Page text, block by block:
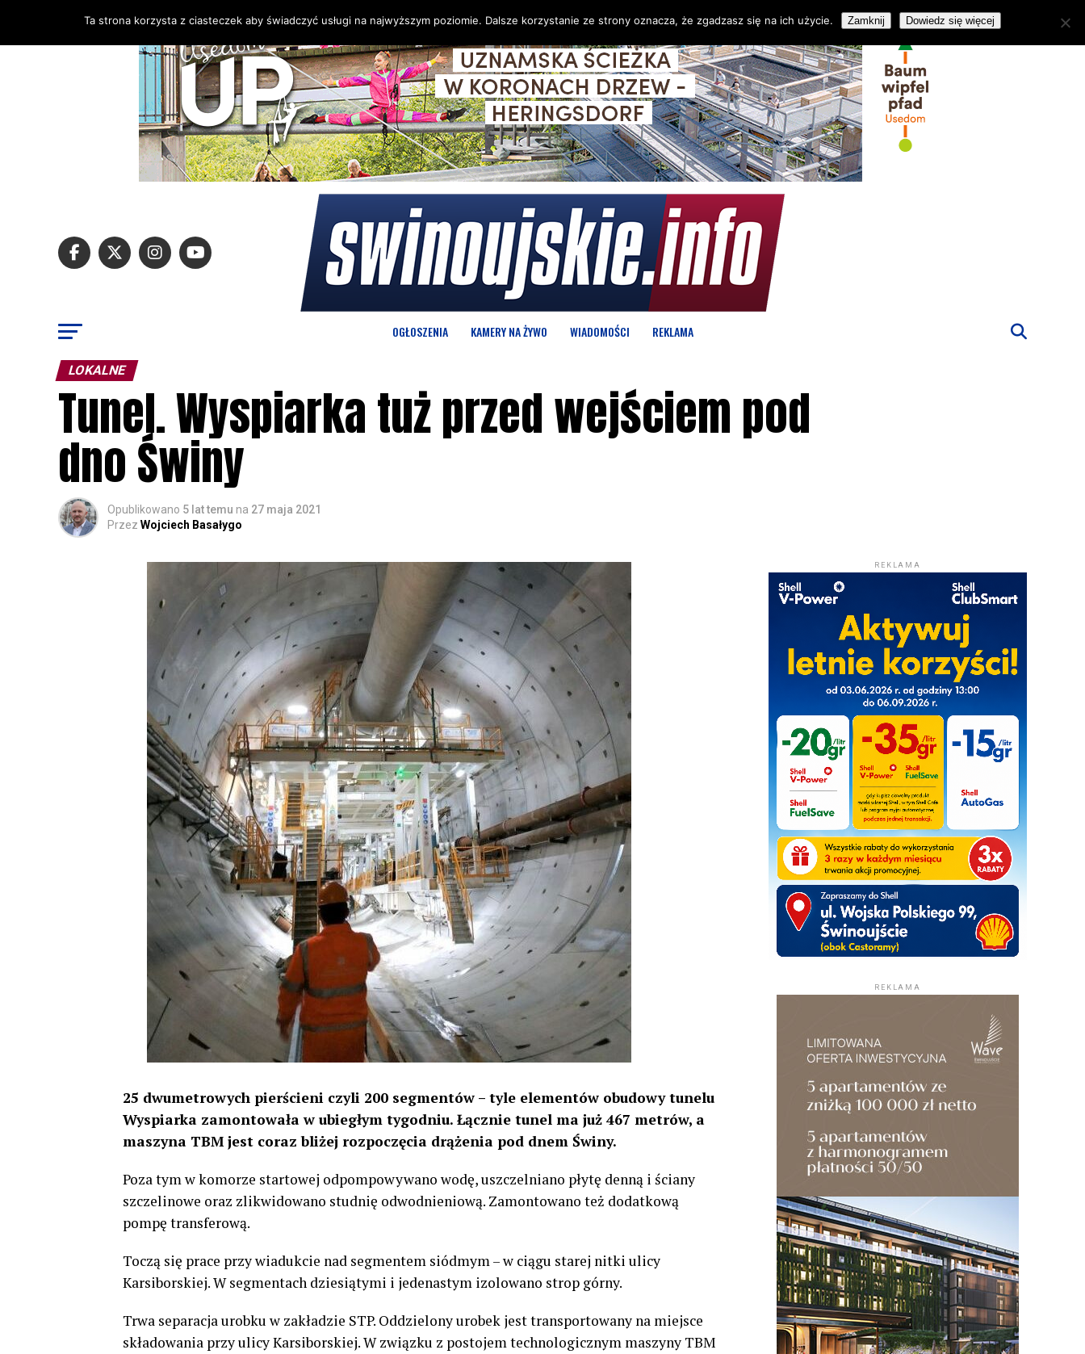
OGŁOSZENIA KAMERY NA ŻYWO WIADOMOŚCI REKLAMA
LOKALNE
Tunel. Wyspiarka tuż przed wejściem pod
dno Świny
Opublikowano 5 lat temu na 27 maja 2021
Przez Wojciech Basałygo
25 dwumetrowych pierścieni czyli 200 segmentów – tyle elementów obudowy tunelu
Wyspiarka zamontowała w ubiegłym tygodniu. Łącznie tunel ma już 467 metrów, a
maszyna TBM jest coraz bliżej rozpoczęcia drążenia pod dnem Świny.
Poza tym w komorze startowej odpompowywano wodę, uszczelniano płytę denną i ściany
szczelinowe oraz zlikwidowano studnię odwodnieniową. Zamontowano też dodatkową
pompę transferową.
Toczą się prace przy wiadukcie nad segmentem siódmym – w ciągu starej nitki ulicy
Karsiborskiej. W segmentach dziesiątymi i jedenastym izolowano strop górny.
Trwa separacja urobku w zakładzie STP. Oddzielony urobek jest transportowany na miejsce
składowania przy ulicy Karsiborskiej. W związku z postojem technologicznym maszyny TBM
REKLAMA
REKLAMA
Ta strona korzysta z ciasteczek aby świadczyć usługi na najwyższym poziomie. Dalsze korzystanie ze strony oznacza, że zgadzasz się na ich użycie. Zamknij Dowiedz się więcej